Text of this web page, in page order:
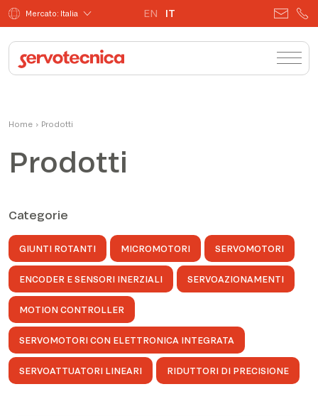
Mercato: Italia EN IT
Home › Prodotti
Prodotti
Categorie
GIUNTI ROTANTI MICROMOTORI SERVOMOTORI
ENCODER E SENSORI INERZIALI SERVOAZIONAMENTI
MOTION CONTROLLER
SERVOMOTORI CON ELETTRONICA INTEGRATA
SERVOATTUATORI LINEARI RIDUTTORI DI PRECISIONE